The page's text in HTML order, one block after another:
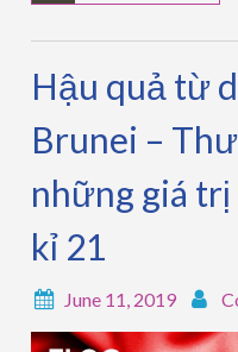
Hậu quả từ
Brunei –
những giá
kỉ 21
June 11, 2019